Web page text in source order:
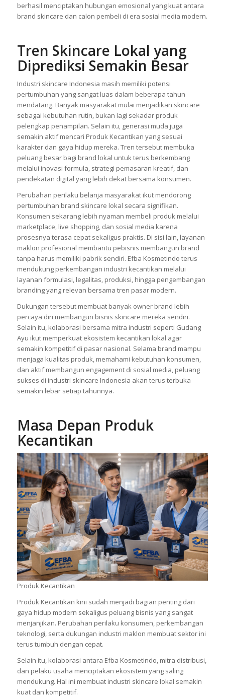
berhasil menciptakan hubungan emosional yang kuat antara
brand skincare dan calon pembeli di era sosial media modern.
Tren Skincare Lokal yang
Diprediksi Semakin Besar
Industri skincare Indonesia masih memiliki potensi
pertumbuhan yang sangat luas dalam beberapa tahun
mendatang. Banyak masyarakat mulai menjadikan skincare
sebagai kebutuhan rutin, bukan lagi sekadar produk
pelengkap penampilan. Selain itu, generasi muda juga
semakin aktif mencari Produk Kecantikan yang sesuai
karakter dan gaya hidup mereka. Tren tersebut membuka
peluang besar bagi brand lokal untuk terus berkembang
melalui inovasi formula, strategi pemasaran kreatif, dan
pendekatan digital yang lebih dekat bersama konsumen.
Perubahan perilaku belanja masyarakat ikut mendorong
pertumbuhan brand skincare lokal secara signifikan.
Konsumen sekarang lebih nyaman membeli produk melalui
marketplace, live shopping, dan sosial media karena
prosesnya terasa cepat sekaligus praktis. Di sisi lain, layanan
maklon profesional membantu pebisnis membangun brand
tanpa harus memiliki pabrik sendiri. Efba Kosmetindo terus
mendukung perkembangan industri kecantikan melalui
layanan formulasi, legalitas, produksi, hingga pengembangan
branding yang relevan bersama tren pasar modern.
Dukungan tersebut membuat banyak owner brand lebih
percaya diri membangun bisnis skincare mereka sendiri.
Selain itu, kolaborasi bersama mitra industri seperti Gudang
Ayu ikut memperkuat ekosistem kecantikan lokal agar
semakin kompetitif di pasar nasional. Selama brand mampu
menjaga kualitas produk, memahami kebutuhan konsumen,
dan aktif membangun engagement di sosial media, peluang
sukses di industri skincare Indonesia akan terus terbuka
semakin lebar setiap tahunnya.
Masa Depan Produk
Kecantikan
Produk Kecantikan
Produk Kecantikan kini sudah menjadi bagian penting dari
gaya hidup modern sekaligus peluang bisnis yang sangat
menjanjikan. Perubahan perilaku konsumen, perkembangan
teknologi, serta dukungan industri maklon membuat sektor ini
terus tumbuh dengan cepat.
Selain itu, kolaborasi antara Efba Kosmetindo, mitra distribusi,
dan pelaku usaha menciptakan ekosistem yang saling
mendukung. Hal ini membuat industri skincare lokal semakin
kuat dan kompetitif.